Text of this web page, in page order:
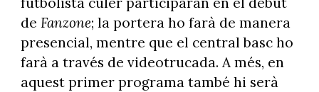
de Fanzone; la portera ho farà de manera
presencial, mentre que el central basc ho
farà a través de videotrucada. A més, en
aquest primer programa també hi serà